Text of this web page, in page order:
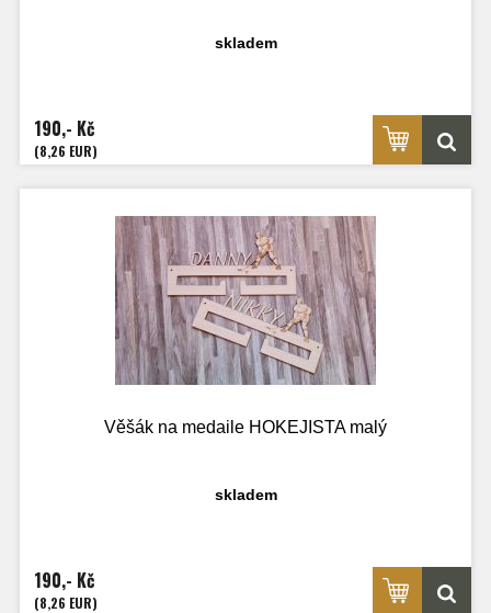
skladem
190,- Kč
(8,26 EUR)
Věšák na medaile HOKEJISTA malý
skladem
190,- Kč
(8,26 EUR)